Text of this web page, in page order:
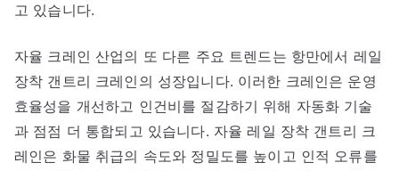
고 있습니다.
자율 크레인 산업의 또 다른 주요 트렌드는 항만에서 레일
장착 갠트리 크레인의 성장입니다. 이러한 크레인은 운영
효율성을 개선하고 인건비를 절감하기 위해 자동화 기술
과 점점 더 통합되고 있습니다. 자율 레일 장착 갠트리 크
레인은 화물 취급의 속도와 정밀도를 높이고 인적 오류를